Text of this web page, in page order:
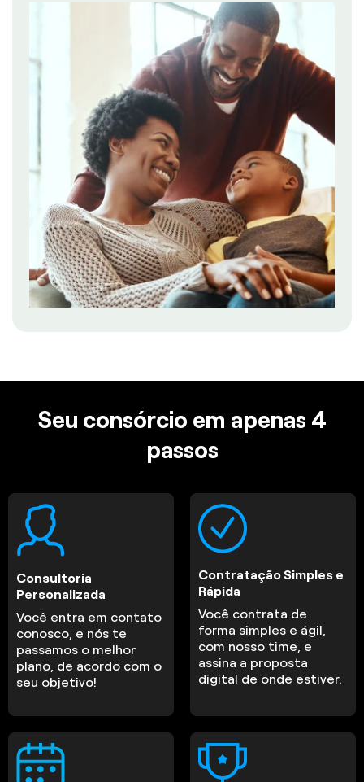
Seu consórcio em apenas 4
passos
Consultoria
Personalizada
Você entra em contato
conosco, e nós te
passamos o melhor
plano, de acordo com o
seu objetivo!
Contratação Simples e
Rápida
Você contrata de
forma simples e ágil,
com nosso time, e
assina a proposta
digital de onde estiver.